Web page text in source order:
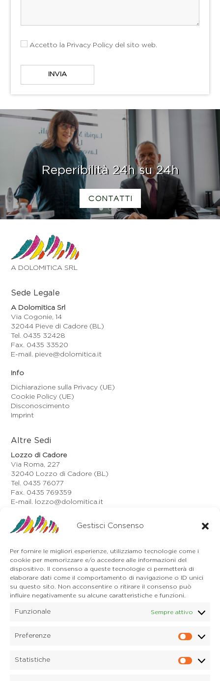
Gestisci Consenso
Per fornire le migliori esperienze, utilizziamo tecnologie come i
cookie per memorizzare e/o accedere alle informazioni del
dispositivo. Il consenso a queste tecnologie ci permetterà di
elaborare dati come il comportamento di navigazione o ID unici
su questo sito. Non acconsentire o ritirare il consenso può
influire negativamente su alcune caratteristiche e funzioni.
Funzionale Sempre attivo
Preferenze
Statistiche
Accetto la Privacy Policy del sito web.
1 2 3
Reperibilità 24h su 24h
CONTATTI
A DOLOMITICA SRL
Sede Legale
A Dolomitica Srl
Via Cogonie, 14
32044 Pieve di Cadore (BL)
Tel. 0435 32428
Fax. 0435 33520
E-mail. pieve@dolomitica.it
Info
Dichiarazione sulla Privacy (UE)
Cookie Policy (UE)
Disconoscimento
Imprint
Altre Sedi
Lozzo di Cadore
Via Roma, 227
32040 Lozzo di Cadore (BL)
Tel. 0435 76077
Fax. 0435 769359
E-mail. lozzo@dolomitica.it
Auronzo di Cadore
Via Unione, 21/B
32041 Auronzo di Cadore (BL)
E-mail. auronzo@dolomitica.it
Cortina d'Ampezzo
32043 Cortina d'Ampezzo (BL)
Tel. 0436 4127
E-mail. pieve@dolomitica.it
S. Stefano di Cadore
32045 S. Stefano di Cadore - Comelico (BL)